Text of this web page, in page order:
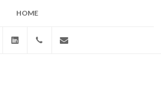
HOME
WhatsAppLinkedin+39 345 281 0246